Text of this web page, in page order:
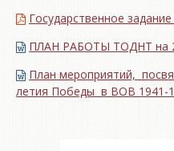
Государственное
ПЛАН РАБОТЫ ТОДНТ на
План мероприятий,
летия Победы в ВОВ 1941-